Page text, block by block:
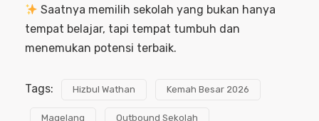
Saatnya memilih sekolah yang bukan hanya
tempat belajar, tapi tempat tumbuh dan
menemukan potensi terbaik.
Tags: Hizbul Wathan Kemah Besar 2026
Magelang Outbound Sekolah